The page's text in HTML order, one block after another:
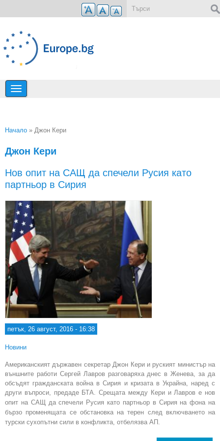
Премини към основното съдържание
Начало » Джон Кери
Джон Кери
Нов опит на САЩ да спечели Русия като
партньор в Сирия
петък, 26 август, 2016 - 16:38
Новини
Американският държавен секретар Джон Кери и руският министър на
външните работи Сергей Лавров разговаряха днес в Женева, за да
обсъдят гражданската война в Сирия и кризата в Украйна, наред с
други въпроси, предаде БТА.Срещата между Кери и Лавров е нов
опит на САЩ да спечели Русия като партньор в Сирия на фона на
бързо променящата се обстановка на терен след включването на
турски сухопътни сили в конфликта, отбелязва АП.